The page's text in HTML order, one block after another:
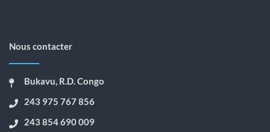
Nous contacter
Bukavu, R.D. Congo
243 975 767 856
243 854 690 009